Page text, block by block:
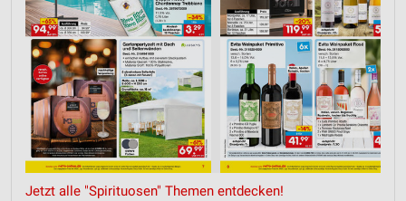
Jetzt alle "Spirituosen" Themen entdecken!
Werbung